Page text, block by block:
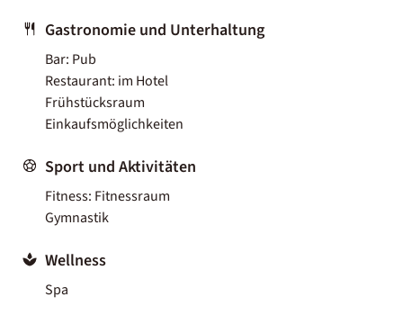
Gastronomie und Unterhaltung
Bar: Pub
Restaurant: im Hotel
Frühstücksraum
Einkaufsmöglichkeiten
Sport und Aktivitäten
Fitness: Fitnessraum
Gymnastik
Wellness
Spa